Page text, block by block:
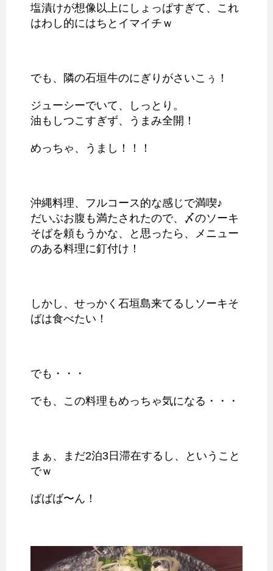
塩漬けが想像以上にしょっぱすぎて、これ
はわし的にはちとイマイチｗ
でも、隣の石垣牛のにぎりがさいこぅ！
ジューシーでいて、しっとり。
油もしつこすぎず、うまみ全開！
めっちゃ、うまし！！！
沖縄料理、フルコース的な感じで満喫♪
だいぶお腹も満たされたので、〆のソーキ
そばを頼もうかな、と思ったら、メニュー
のある料理に釘付け！
しかし、せっかく石垣島来てるしソーキそ
ばは食べたい！
でも・・・
でも、この料理もめっちゃ気になる・・・
まぁ、まだ2泊3日滞在するし、ということ
でｗ
ばばば〜ん！